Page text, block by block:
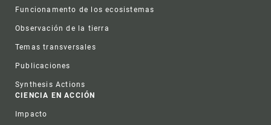
Funcionamento de los ecosistemas
Observación de la tierra
Temas transversales
Publicaciones
Synthesis Actions
CIENCIA EN ACCIÓN
Impacto